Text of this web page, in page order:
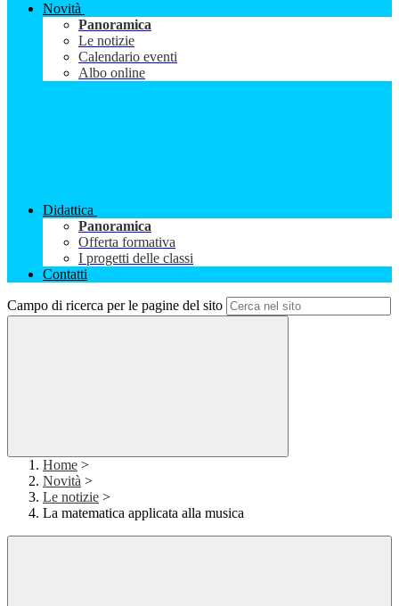
Novità
Panoramica
Le notizie
Calendario eventi
Albo online
Didattica
Panoramica
Offerta formativa
I progetti delle classi
Contatti
Campo di ricerca per le pagine del sito
Home >
Novità >
Le notizie >
La matematica applicata alla musica